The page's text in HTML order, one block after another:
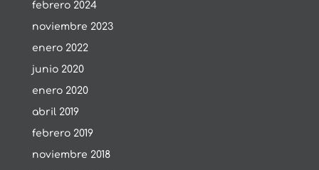
febrero 2024
noviembre 2023
enero 2022
junio 2020
enero 2020
abril 2019
febrero 2019
noviembre 2018